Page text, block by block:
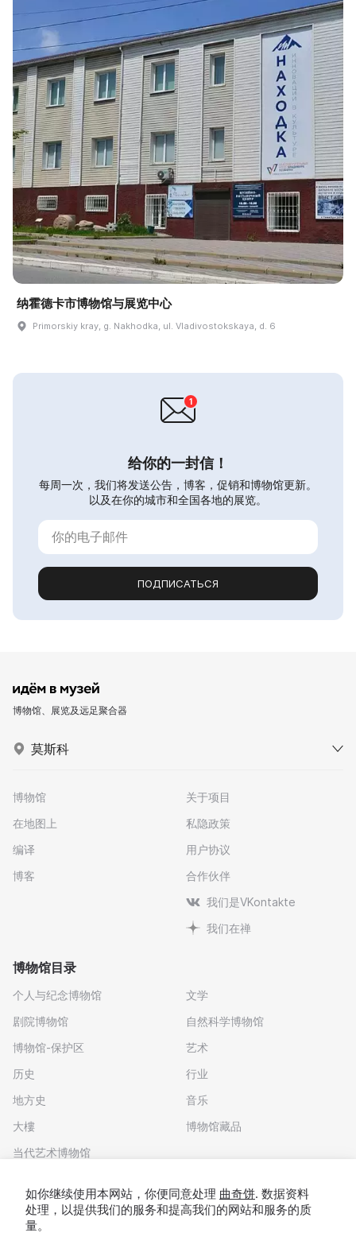
纳霍德卡市博物馆与展览中心
Primorskiy kray, g. Nakhodka, ul. Vladivostokskaya, d. 6
给你的一封信！
每周一次，我们将发送公告，博客，促销和博物馆更新。
以及在你的城市和全国各地的展览。
ПОДПИСАТЬСЯ
博物馆、展览及远足聚合器
莫斯科
博物馆
在地图上
编译
博客
关于项目
私隐政策
用户协议
合作伙伴
我们是VKontakte
我们在禅
博物馆目录
个人与纪念博物馆
剧院博物馆
博物馆-保护区
历史
地方史
大樓
当代艺术博物馆
文学
自然科学博物馆
艺术
行业
音乐
博物馆藏品
如你继续使用本网站，你便同意处理 曲奇饼. 数据资料
处理，以提供我们的服务和提高我们的网站和服务的质
量。